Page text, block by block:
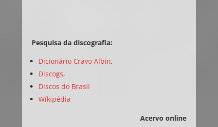
Pesquisa da discografia:
Dicionário Cravo Albin,
Discogs,
Discos do Brasil
Wikipédia
Acervo online